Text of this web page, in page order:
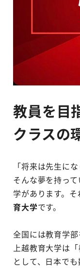
教員を目
クラスの
「将来は先生にな
そんな夢を持っ
学があります。
育大学です。
全国には教育学部
上越教育大学は
として、日本でも